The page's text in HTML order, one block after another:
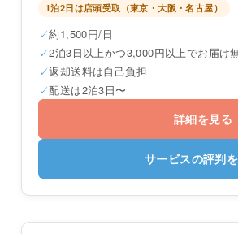
1泊2日は店頭受取（東京・大阪・名古屋）
約1,500円/日
2泊3日以上かつ3,000円以上でお届け
返却送料は自己負担
配送は2泊3日〜
詳細を見る
サービスの評判